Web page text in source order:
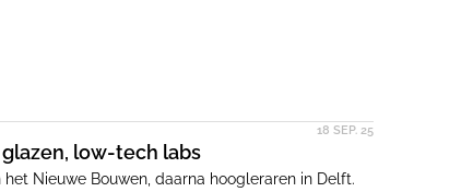
18 SEP. 25
low-tech labs
Nieuwe Bouwen, daarna hoogleraren in Delft.